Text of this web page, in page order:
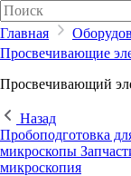
Главная
Просвечивающие
Просвечивающий
Назад
Пробоподготовка
микроскопы
микроскопия